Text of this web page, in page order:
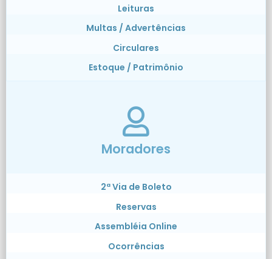
Leituras
Multas / Advertências
Circulares
Estoque / Patrimônio
Moradores
2ª Via de Boleto
Reservas
Assembléia Online
Ocorrências